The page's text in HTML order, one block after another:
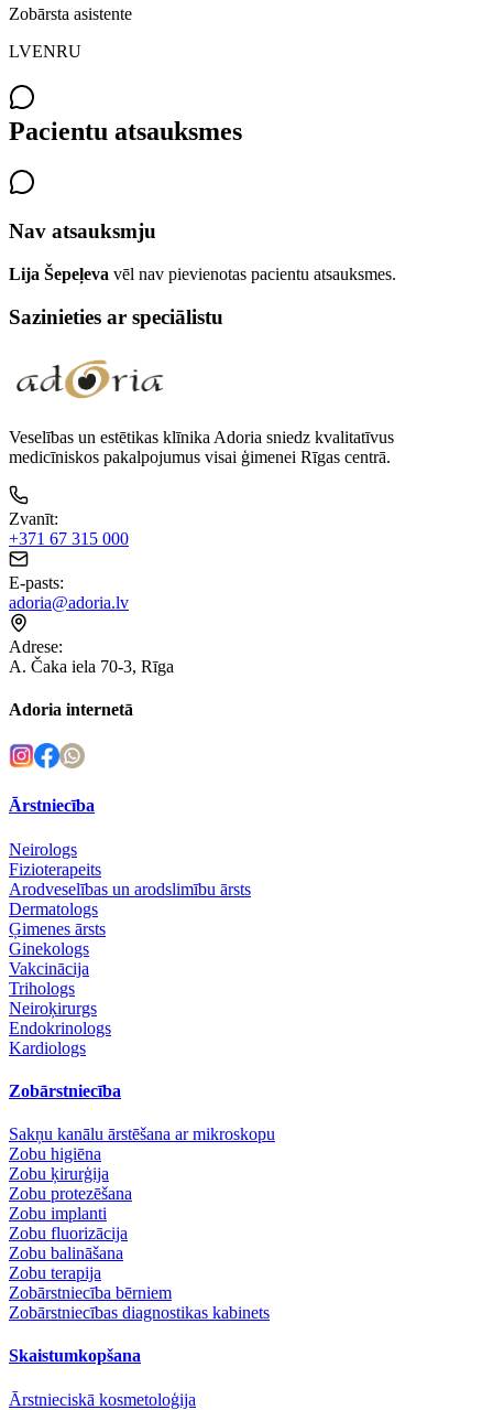
Zobārsta asistente
LVENRU
Pacientu atsauksmes
Nav atsauksmju
Lija Šepeļeva vēl nav pievienotas pacientu atsauksmes.
Sazinieties ar speciālistu
Veselības un estētikas klīnika Adoria sniedz kvalitatīvus
medicīniskos pakalpojumus visai ģimenei Rīgas centrā.
Zvanīt:
+371 67 315 000
E-pasts:
adoria@adoria.lv
Adrese:
A. Čaka iela 70-3, Rīga
Adoria internetā
Ārstniecība
Neirologs
Fizioterapeits
Arodveselības un arodslimību ārsts
Dermatologs
Ģimenes ārsts
Ginekologs
Vakcinācija
Trihologs
Neiroķirurgs
Endokrinologs
Kardiologs
Zobārstniecība
Sakņu kanālu ārstēšana ar mikroskopu
Zobu higiēna
Zobu ķirurģija
Zobu protezēšana
Zobu implanti
Zobu fluorizācija
Zobu balināšana
Zobu terapija
Zobārstniecība bērniem
Zobārstniecības diagnostikas kabinets
Skaistumkopšana
Ārstnieciskā kosmetoloģija